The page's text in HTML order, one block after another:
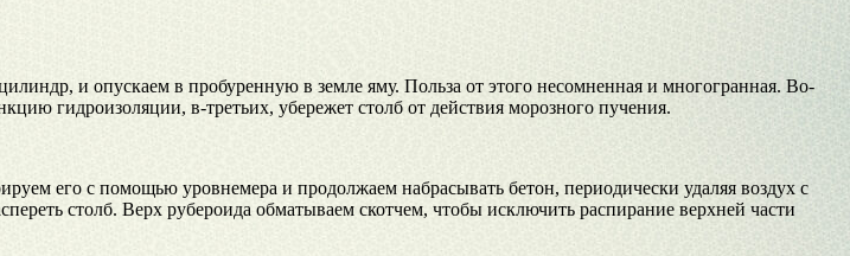
и опускаем в пробуренную в земле яму. Польза от этого несомненная и многогранная. Во-
гидроизоляции, в-третьих, убережет столб от действия морозного пучения.
его с помощью уровнемера и продолжаем набрасывать бетон, периодически удаляя воздух с
столб. Верх рубероида обматываем скотчем, чтобы исключить распирание верхней части